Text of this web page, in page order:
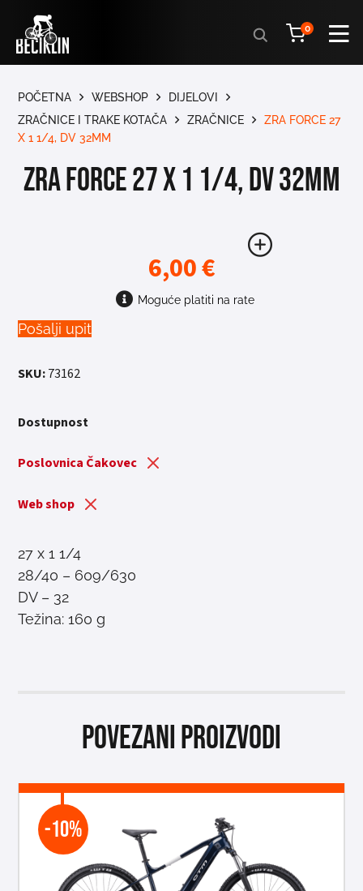
Products
search
0
POČETNA WEBSHOP
DIJELOVI
ZRAČNICE I TRAKE KOTAČA
ZRAČNICE
ZRA FORCE 27
X 1 1/4, DV 32MM
ZRA FORCE 27 X 1 1/4, DV 32MM
6,00€
Moguće platiti na rate
Pošalji upit
SKU:73162
Dostupnost
Poslovnica Čakovec
Web shop
27 x 1 1/4
28/40 – 609/630
DV – 32
Težina: 160 g
Povezani proizvodi
-10%